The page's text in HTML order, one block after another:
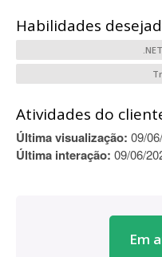
Habilidades
Atividades do
Última visualização: 09/
Última interação: 09/06/
Em